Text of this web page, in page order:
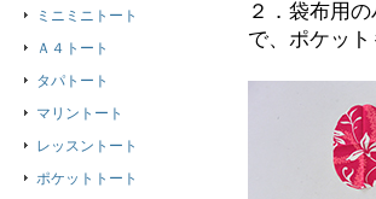
２．袋布用
で、ポケッ
ミニミニトート
Ａ４トート
タパトート
マリントート
レッスントート
ポケットトート